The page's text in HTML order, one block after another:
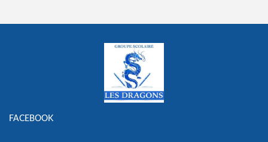
FACEBOOK